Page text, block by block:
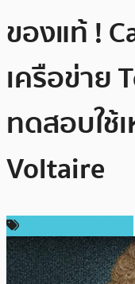
ของแท้ !
เครือข่าย
ทดสอบใช้
Voltaire